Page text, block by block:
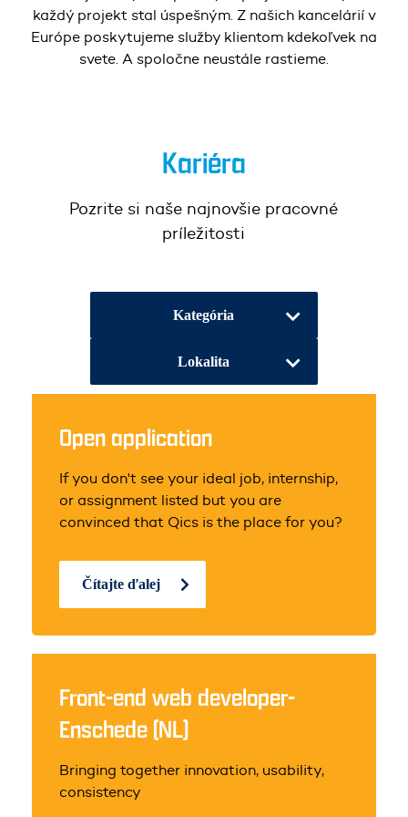
každý projekt stal úspešným. Z našich kancelárií v
Európe poskytujeme služby klientom kdekoľvek na
svete. A spoločne neustále rastieme.
Kariéra
Pozrite si naše najnovšie pracovné
príležitosti
Kategória
Lokalita
Open application
If you don't see your ideal job, internship,
or assignment listed but you are
convinced that Qics is the place for you?
Čítajte ďalej
Front-end web developer-
Enschede (NL)
Bringing together innovation, usability,
consistency